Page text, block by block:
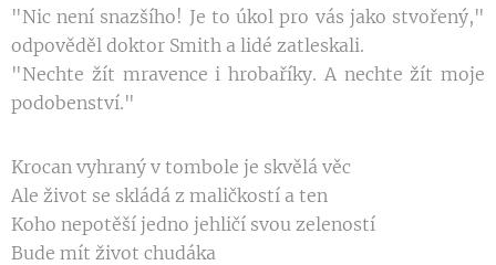
"Nic není snazšího! Je to úkol pro vás jako stvořený,"
odpověděl doktor Smith a lidé zatleskali.
"Nechte žít mravence i hrobaříky. A nechte žít moje
podobenství."
Krocan vyhraný v tombole je skvělá věc
Ale život se skládá z maličkostí a ten
Koho nepotěší jedno jehličí svou zeleností
Bude mít život chudáka